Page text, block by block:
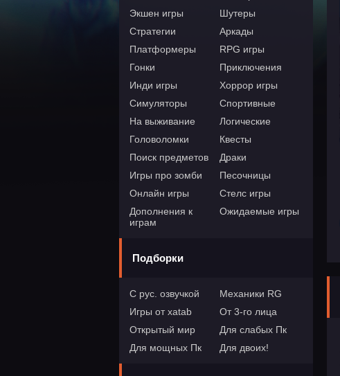
Экшен игры
Шутеры
Стратегии
Аркады
Платформеры
RPG игры
Гонки
Приключения
Инди игры
Хоррор игры
Симуляторы
Спортивные
На выживание
Логические
Головоломки
Квесты
Поиск предметов
Драки
Игры про зомби
Песочницы
Онлайн игры
Стелс игры
Дополнения к
играм
Ожидаемые игры
Подборки
С рус. озвучкой
Механики RG
Игры от xatab
От 3-го лица
Открытый мир
Для слабых Пк
Для мощных Пк
Для двоих!